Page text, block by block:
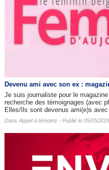
Devenu ami avec son ex :
Je suis journaliste pour le
recherche des témoignages (avec
Elles/Ils sont devenus ami(e)s
Dans Appel à témoins - Publié le 05/05/